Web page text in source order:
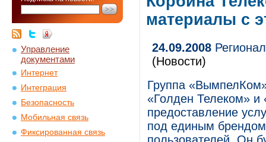
Управление
документами
Интернет
Интеграция
Безопасность
Мобильная связь
Фиксированная связь
материалы с
24.09.2008
(Новости)
Группа
«Голден Телеком» и
предоставление
под единым